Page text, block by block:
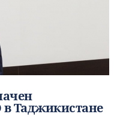
Таджикистане